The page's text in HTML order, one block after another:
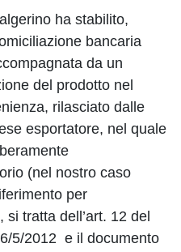
ha stabilito,
bancaria
da un
del prodotto nel
rilasciato dalle
esportatore, nel quale
(nel nostro caso
per
si tratta dell’art. 12 del
5/2012 e il documento